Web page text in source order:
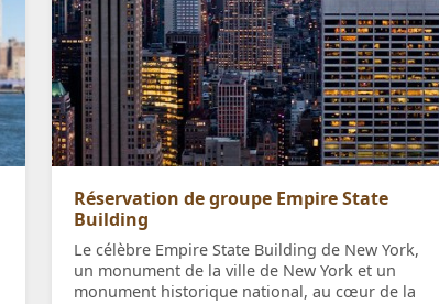
Réservation de groupe Empire State
Building
Le célèbre Empire State Building de New York,
un monument de la ville de New York et un
monument historique national, au cœur de la